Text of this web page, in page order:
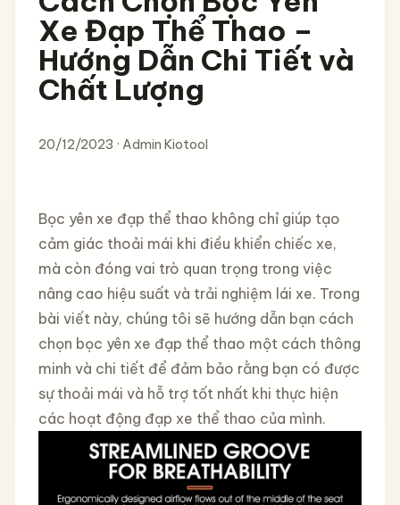
Xe Đạp Thể Thao –
Hướng Dẫn Chi Tiết và
Chất Lượng
20/12/2023 · Admin Kiotool
Bọc yên xe đạp thể thao không chỉ giúp tạo
cảm giác thoải mái khi điều khiển chiếc xe,
mà còn đóng vai trò quan trọng trong việc
nâng cao hiệu suất và trải nghiệm lái xe. Trong
bài viết này, chúng tôi sẽ hướng dẫn bạn cách
chọn bọc yên xe đạp thể thao một cách thông
minh và chi tiết để đảm bảo rằng bạn có được
sự thoải mái và hỗ trợ tốt nhất khi thực hiện
các hoạt động đạp xe thể thao của mình.